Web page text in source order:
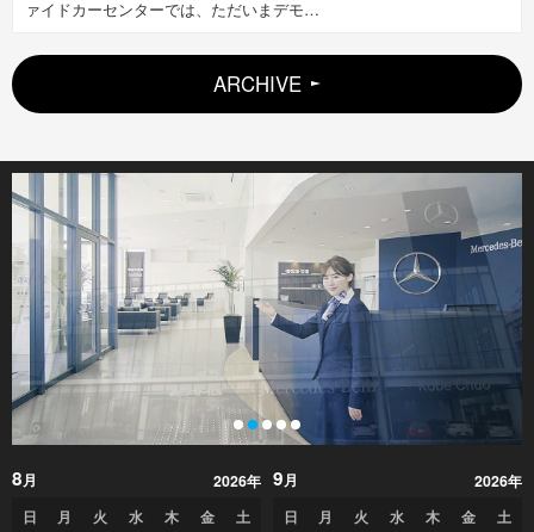
ァイドカーセンターでは、ただいまデモ…
ARCHIVE
8月
2026年
日
月 火 水 木 金
土
9月
2026年
日
月 火 水 木 金
土